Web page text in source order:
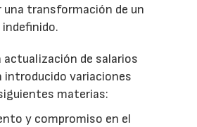
una transformación de un
actualización de salarios
introducido variaciones
materias:
y compromiso en el